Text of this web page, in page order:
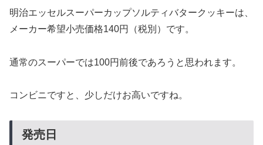
明治エッセルスーパーカップソルティバタークッキーは、
メーカー希望小売価格140円（税別）です。
通常のスーパーでは100円前後であろうと思われます。
コンビニですと、少しだけお高いですね。
発売日